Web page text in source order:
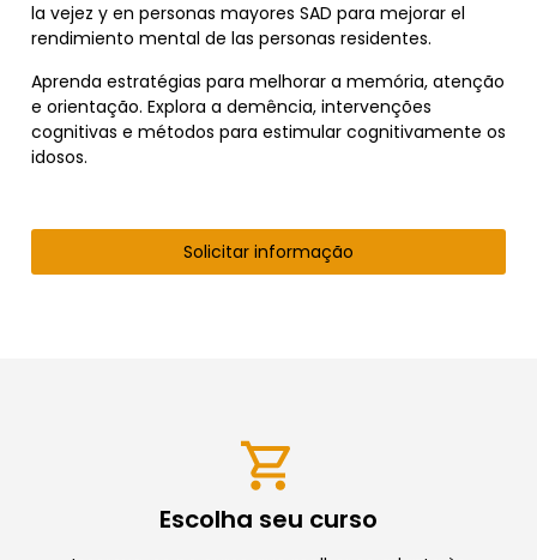
la vejez y en personas mayores SAD para mejorar el
rendimiento mental de las personas residentes.
Aprenda estratégias para melhorar a memória, atenção
e orientação. Explora a demência, intervenções
cognitivas e métodos para estimular cognitivamente os
idosos.
Solicitar informação
Escolha seu curso